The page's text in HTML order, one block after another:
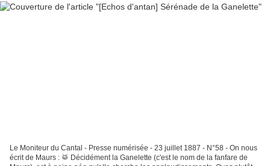
Le Moniteur du Cantal - Presse numérisée - 23 juillet 1887 - N°58 - On nous
écrit de Maurs : 🥁 Décidément la Ganelette (c'est le nom de la fanfare de